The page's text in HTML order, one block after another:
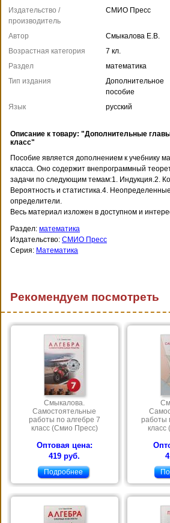
Издательство /
производитель
СМИО Пресс
Автор
Смыкалова Е.В.
Возрастная категория
7 кл.
Раздел
математика
Тип издания
Дополнительное
пособие
Язык
русский
Описание к товару: "Дополнительные
класс"
Пособие является дополнением к учебнику
класса. Оно содержит внепрограммный
задачи по следующим темам:1. Индукция.2.
Вероятность и статистика.4.
определители.
Весь материал изложен в доступном и
Раздел: математика
Издательство: СМИО Пресс
Серия: Математика
Рекомендуем посмотреть
Смыкалова.
Самостоятельные
работы по алгебре 7
класс (Смио Пресс)
Оптовая цена:
419 руб.
Подробнее
работы
класс